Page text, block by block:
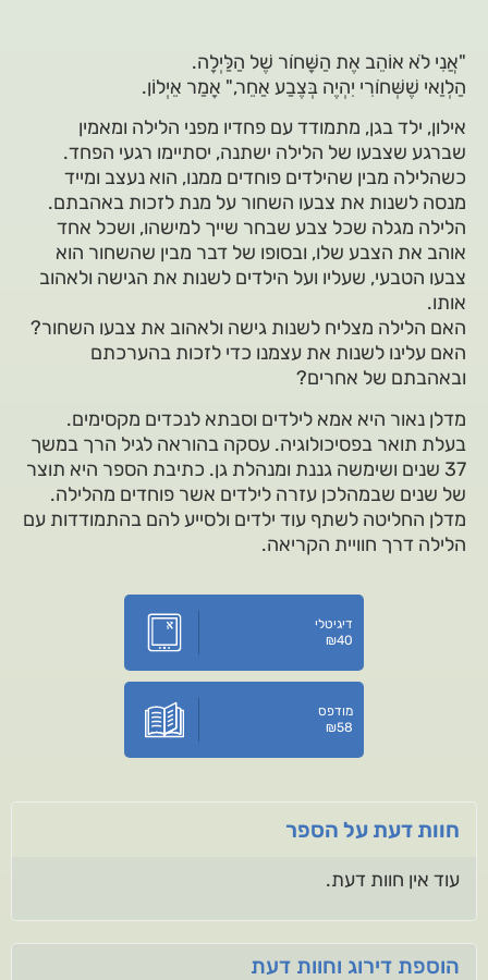
"אֲנִי לֹא אוֹהֵב אֶת הַשָּׁחֹור שֶׁל הַלַּיְלָה.
הַלְוַאי שֶׁשְּׁחֹורִי יִהְיֶה בְּצֶבַע אַחֵר," אָמַר אֵיְלוֹן.
אילון, ילד בגן, מתמודד עם פחדיו מפני הלילה ומאמין
שברגע שצבעו של הלילה ישתנה, יסתיימו רגעי הפחד.
כשהלילה מבין שהילדים פוחדים ממנו, הוא נעצב ומייד
מנסה לשנות את צבעו השחור על מנת לזכות באהבתם.
הלילה מגלה שכל צבע שבחר שייך למישהו, ושכל אחד
אוהב את הצבע שלו, ובסופו של דבר מבין שהשחור הוא
צבעו הטבעי, שעליו ועל הילדים לשנות את הגישה ולאהוב
אותו.
האם הלילה מצליח לשנות גישה ולאהוב את צבעו השחור?
האם עלינו לשנות את עצמנו כדי לזכות בהערכתם
ובאהבתם של אחרים?
מדלן נאור היא אמא לילדים וסבתא לנכדים מקסימים.
בעלת תואר בפסיכולוגיה. עסקה בהוראה לגיל הרך במשך
37 שנים ושימשה גננת ומנהלת גן. כתיבת הספר היא תוצר
של שנים שבמהלכן עזרה לילדים אשר פוחדים מהלילה.
מדלן החליטה לשתף עוד ילדים ולסייע להם בהתמודדות עם
הלילה דרך חוויית הקריאה.
דיגיטלי
₪40
מודפס
₪58
חוות דעת על הספר
עוד אין חוות דעת.
הוספת דירוג וחוות דעת